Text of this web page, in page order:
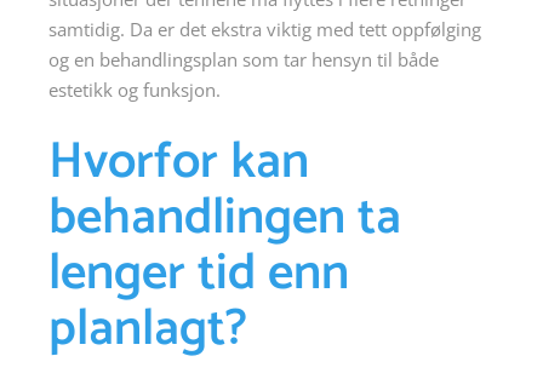
samtidig. Da er det ekstra viktig med tett oppfølging
og en behandlingsplan som tar hensyn til både
estetikk og funksjon.
Hvorfor kan
behandlingen ta
lenger tid enn
planlagt?